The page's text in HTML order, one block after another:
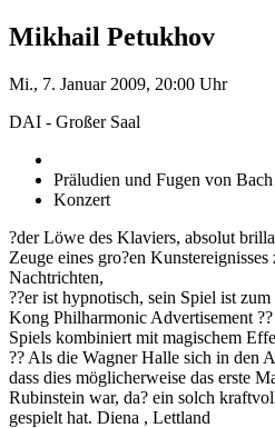
Mikhail Petukhov
Mi., 7. Januar 2009, 20:00 Uhr
DAI - Großer Saal
Präludien und Fugen von
Konzert
?der Löwe des Klaviers, absolut
Zeuge eines gro?en
Nachtrichten,
??er ist hypnotisch, sein Spiel ist
Kong Philharmonic Advertisement
Spiels kombiniert mit magischem
?? Als die Wagner Halle sich in den
dass dies möglicherweise das erste
Rubinstein war, da? ein solch
gespielt hat. Diena , Lettland